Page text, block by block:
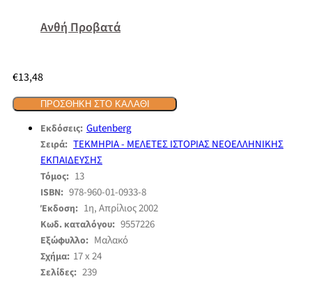
Ανθή Προβατά
€13,48
ΠΡΟΣΘΉΚΗ ΣΤΟ ΚΑΛΆΘΙ
Εκδόσεις: Gutenberg
Σειρά: ΤΕΚΜΗΡΙΑ - ΜΕΛΕΤΕΣ ΙΣΤΟΡΙΑΣ ΝΕΟΕΛΛΗΝΙΚΗΣ
ΕΚΠΑΙΔΕΥΣΗΣ
Τόμος: 13
ISBN: 978-960-01-0933-8
Έκδοση: 1η, Απρίλιος 2002
Κωδ. καταλόγου: 9557226
Εξώφυλλο: Μαλακό
Σχήμα: 17 x 24
Σελίδες: 239